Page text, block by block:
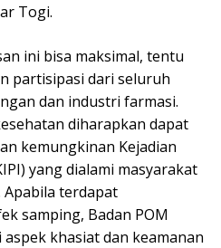
Togi.
ini bisa maksimal, tentu
partisipasi dari seluruh
dan industri farmasi.
diharapkan dapat
kemungkinan Kejadian
yang dialami masyarakat
Apabila terdapat
samping, Badan POM
khasiat dan keamanan